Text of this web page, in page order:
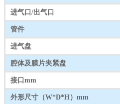
进⽓⼝/出⽓⼝
管件
进⽓盘
腔体及膜⽚夹紧盘
接口mm
外形尺寸（W*D*H）mm